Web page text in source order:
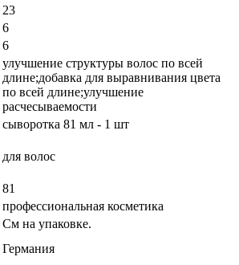
23
6
6
улучшение структуры волос по всей
длине;добавка для выравнивания цвета
по всей длине;улучшение
расчесываемости
сыворотка 81 мл - 1 шт
для волос
81
профессиональная косметика
См на упаковке.
Германия